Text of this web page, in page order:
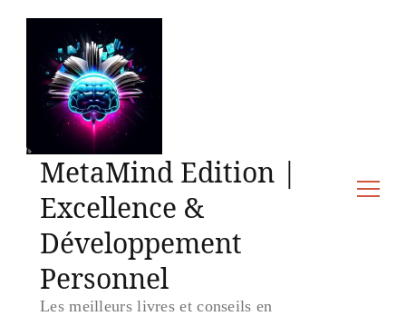
MetaMind Edition |
Excellence &
Développement
Personnel
Les meilleurs livres et conseils en